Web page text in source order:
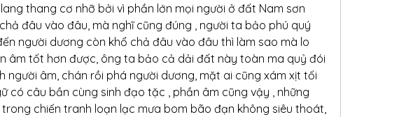
thang cơ nhỡ bởi vì phần lớn mọi người ở đất Nam sơn
đâu vào đâu, mà nghĩ cũng đúng , người ta bảo phú quý
người dương còn khổ chả đâu vào đâu thì làm sao mà lo
âm tốt hơn được, ông ta bảo cả dải đất này toàn ma quỷ đói
người âm, chán rồi phá người dương, mặt ai cũng xám xịt tối
có câu bần cùng sinh đạo tặc , phần âm cũng vậy , những
chiến tranh loạn lạc mưa bom bão đạn không siêu thoát,